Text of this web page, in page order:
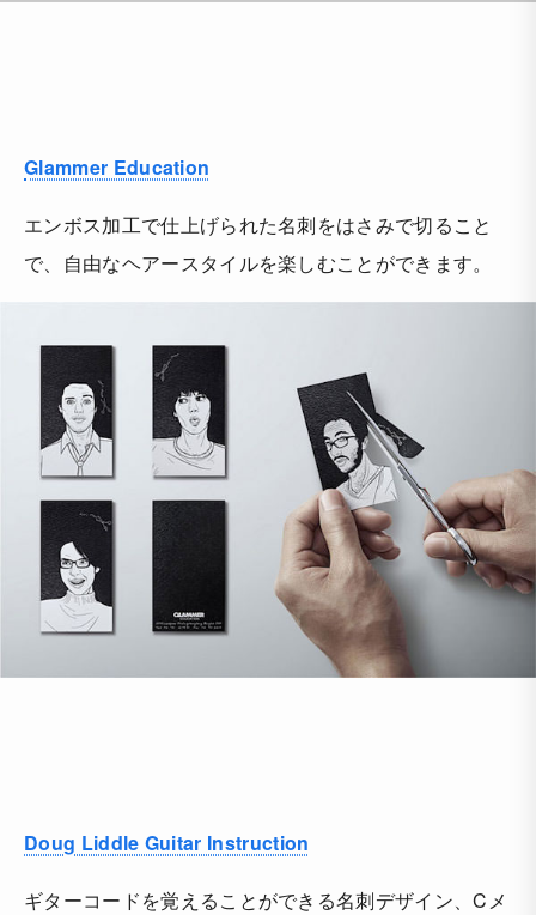
Glammer Education
エンボス加工で仕上げられた名刺をはさみで切ること
で、自由なヘアースタイルを楽しむことができます。
Doug Liddle Guitar Instruction
ギターコードを覚えることができる名刺デザイン、Cメ